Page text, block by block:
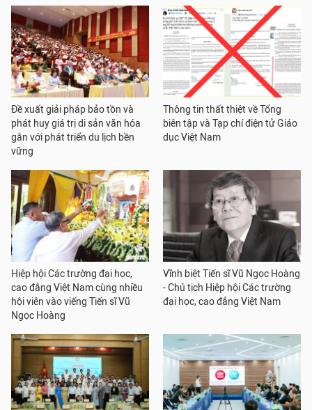
Đề xuất giải pháp bảo tồn và
phát huy giá trị di sản văn hóa
gắn với phát triển du lịch bền
vững
Thông tin thất thiệt về Tổng
biên tập và Tạp chí điện tử Giáo
dục Việt Nam
Hiệp hội Các trường đại học,
cao đẳng Việt Nam cùng nhiều
hội viên vào viếng Tiến sĩ Vũ
Ngọc Hoàng
Vĩnh biệt Tiến sĩ Vũ Ngọc Hoàng
- Chủ tịch Hiệp hội Các trường
đại học, cao đẳng Việt Nam